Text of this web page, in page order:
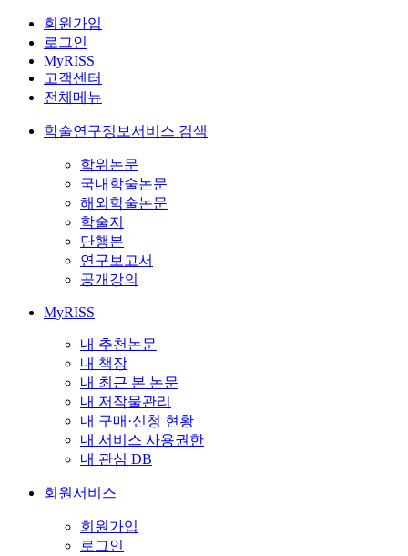
회원가입
로그인
MyRISS
고객센터
전체메뉴
학술연구정보서비스 검색
학위논문
국내학술논문
해외학술논문
학술지
단행본
연구보고서
공개강의
MyRISS
내 추천논문
내 책장
내 최근 본 논문
내 저작물관리
내 구매·신청 현황
내 서비스 사용권한
내 관심 DB
회원서비스
회원가입
로그인